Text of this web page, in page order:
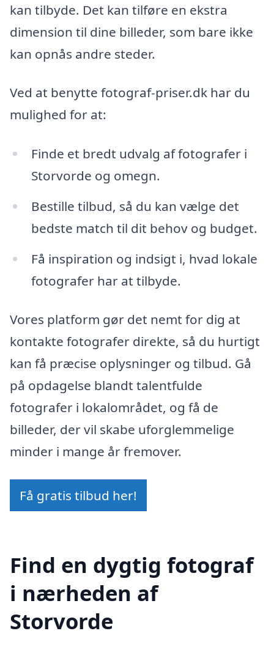
kan tilbyde. Det kan tilføre en ekstra
dimension til dine billeder, som bare ikke
kan opnås andre steder.
Ved at benytte fotograf-priser.dk har du
mulighed for at:
Finde et bredt udvalg af fotografer i
Storvorde og omegn.
Bestille tilbud, så du kan vælge det
bedste match til dit behov og budget.
Få inspiration og indsigt i, hvad lokale
fotografer har at tilbyde.
Vores platform gør det nemt for dig at
kontakte fotografer direkte, så du hurtigt
kan få præcise oplysninger og tilbud. Gå
på opdagelse blandt talentfulde
fotografer i lokalområdet, og få de
billeder, der vil skabe uforglemmelige
minder i mange år fremover.
Få gratis tilbud her!
Find en dygtig fotograf
i nærheden af
Storvorde